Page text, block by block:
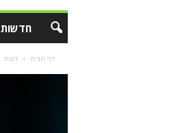
חדשות
דף הבית דעות